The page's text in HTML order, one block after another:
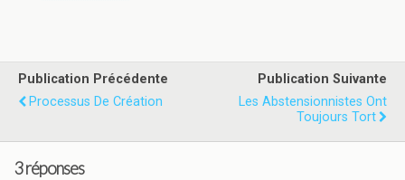
Publication Précédente
Processus De Création
Publication Suivante
Les Abstensionnistes Ont
Toujours Tort
3 réponses